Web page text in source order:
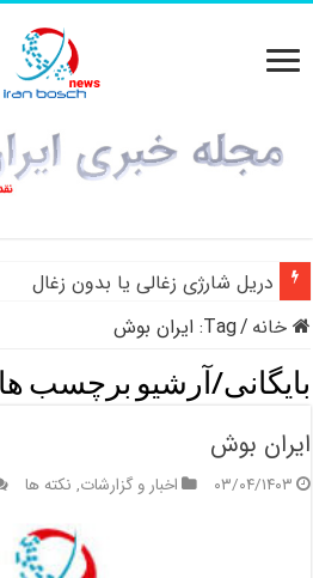
دریل شارژی زغالی یا بدون زغال
خانه /
Tag: ایران بوش
بایگانی/آرشیو برچسب
ایران بوش
۰۳/۰۴/۱۴۰۳ اخبار و گزارشات, نکته ها